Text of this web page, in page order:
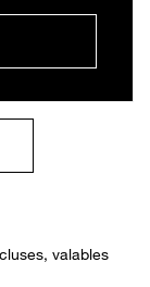
valables